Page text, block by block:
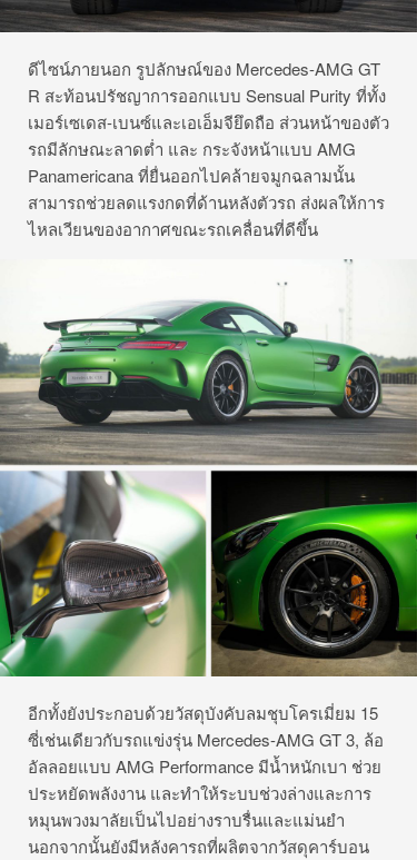
ดีไซน์ภายนอก รูปลักษณ์ของ Mercedes-AMG GT
R สะท้อนปรัชญาการออกแบบ Sensual Purity ที่ทั้ง
เมอร์เซเดส-เบนซ์และเอเอ็มจียึดถือ ส่วนหน้าของตัว
รถมีลักษณะลาดต่ำ และ กระจังหน้าแบบ AMG
Panamericana ที่ยื่นออกไปคล้ายจมูกฉลามนั้น
สามารถช่วยลดแรงกดที่ด้านหลังตัวรถ ส่งผลให้การ
ไหลเวียนของอากาศขณะรถเคลื่อนที่ดีขึ้น
อีกทั้งยังประกอบด้วยวัสดุบังคับลมชุบโครเมี่ยม 15
ซี่เช่นเดียวกับรถแข่งรุ่น Mercedes-AMG GT 3, ล้อ
อัลลอยแบบ AMG Performance มีน้ำหนักเบา ช่วย
ประหยัดพลังงาน และทำให้ระบบช่วงล่างและการ
หมุนพวงมาลัยเป็นไปอย่างราบรื่นและแม่นยำ
นอกจากนั้นยังมีหลังคารถที่ผลิตจากวัสดุคาร์บอน